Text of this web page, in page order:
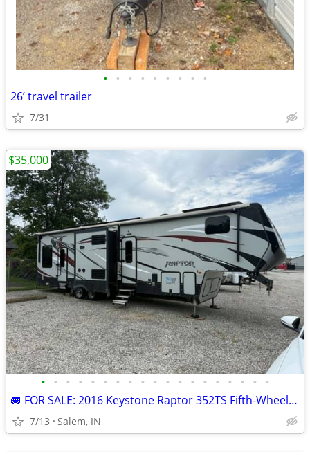
• • • • • • • • •
26’ travel trailer
7/31
• • • • • • • • • • • • • • • • • • •
🚐 FOR SALE: 2016 Keystone Raptor 352TS Fifth-Wheel Toy Hauler $35,000
7/13 Salem, IN
$35,000